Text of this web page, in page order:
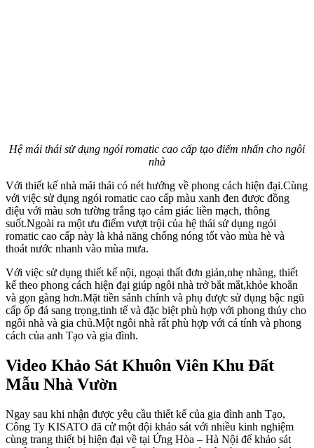
Hệ mái thái sử dụng ngói romatic cao cấp tạo điểm nhấn cho ngôi
nhà
Với thiết kế nhà mái thái có nét hướng về phong cách hiện đại.Cùng
với việc sử dụng ngói romatic cao cấp màu xanh đen được đồng
điệu với màu sơn tường trắng tạo cảm giác liền mạch, thông
suốt.Ngoài ra một ưu điểm vượt trội của hệ thái sử dụng ngói
romatic cao cấp này là khả năng chống nóng tốt vào mùa hè và
thoát nước nhanh vào mùa mưa.
Với việc sử dụng thiết kế nội, ngoại thất đơn giản,nhẹ nhàng, thiết
kế theo phong cách hiện đại giúp ngôi nhà trở bắt mắt,khỏe khoắn
và gọn gàng hơn.Mặt tiền sảnh chính và phụ được sử dụng bậc ngũ
cấp ốp đá sang trọng,tinh tế và đặc biệt phù hợp với phong thủy cho
ngôi nhà và gia chủ.Một ngôi nhà rất phù hợp với cá tính và phong
cách của anh Tạo và gia đình.
Video Khảo Sát Khuôn Viên Khu Đất
Mẫu Nhà Vườn
Ngay sau khi nhận được yêu cầu thiết kế của gia đình anh Tạo,
Công Ty KISATO đã cử một đội khảo sát với nhiều kinh nghiệm
cùng trang thiết bị hiện đại về tại Ứng Hòa – Hà Nội để khảo sát